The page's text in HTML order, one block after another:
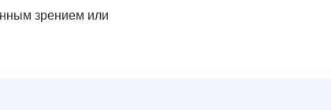
зрением или